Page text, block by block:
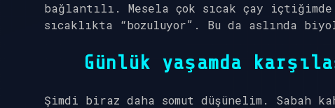
bağlantılı. Mesela çok sıcak çay
sıcaklıkta “bozuluyor”. Bu da aslında
Günlük yaşamda
Şimdi biraz daha somut düşünelim. Sabah